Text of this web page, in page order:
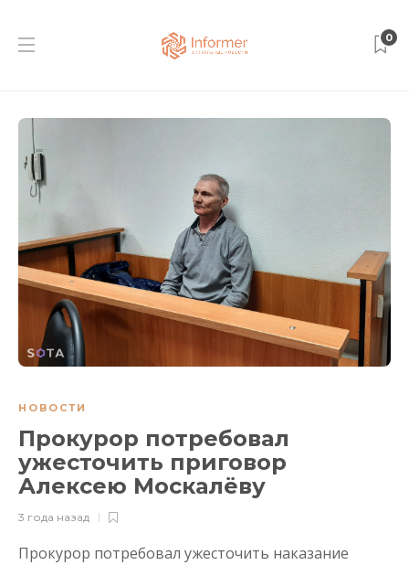
0
НОВОСТИ
Прокурор потребовал
ужесточить приговор
Алексею Москалёву
3 года назад
Прокурор потребовал ужесточить наказание